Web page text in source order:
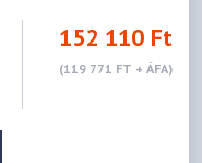
152 110 Ft
(119 771 FT + ÁFA)